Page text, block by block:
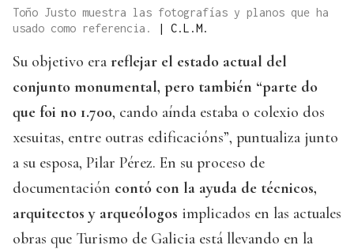
Toño Justo muestra las fotografías y planos que ha
usado como referencia.
| C.L.M.
Su objetivo era reflejar el estado actual del
conjunto monumental, pero también “parte do
que foi no 1.700, cando aínda estaba o colexio dos
xesuitas, entre outras edificacións”, puntualiza junto
a su esposa, Pilar Pérez. En su proceso de
documentación contó con la ayuda de técnicos,
arquitectos y arqueólogos implicados en las actuales
obras que Turismo de Galicia está llevando en la